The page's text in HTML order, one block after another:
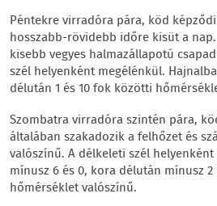
Péntekre virradóra pára, köd
hosszabb-rövidebb időre kisüt a
kisebb vegyes halmazállapotú
szél helyenként megélénkül.
délután 1 és 10 fok közötti
Szombatra virradóra szintén pára,
általában szakadozik a felhőzet és
valószínű. A délkeleti szél
mínusz 6 és 0, kora délután mínusz
hőmérséklet valószínű.